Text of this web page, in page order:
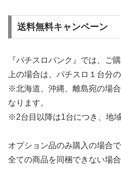
送料無料キャンペーン
『パチスロバンク』では、ご
上の場合は、パチスロ１台分
※北海道、沖縄、離島宛の場
なります。
※2台目以降は1台につき、地
オプション品のみ購入の場合
全ての商品を同梱できない場